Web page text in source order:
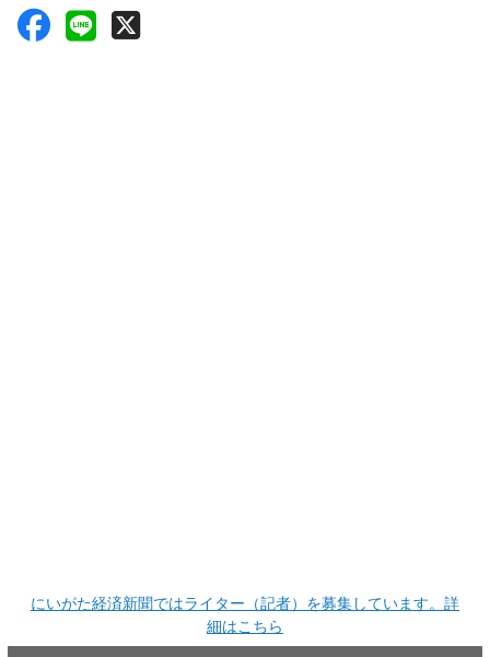
にいがた経済新聞ではライター（記者）を募集しています。詳
細はこちら